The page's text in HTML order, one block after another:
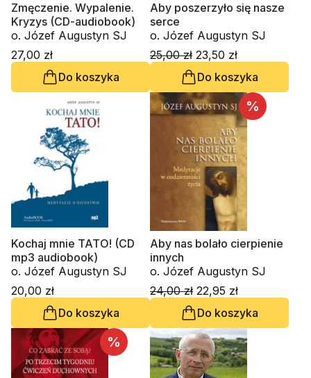
Zmęczenie. Wypalenie.
Kryzys (CD-audiobook)
o. Józef Augustyn SJ
27,00 zł
Do koszyka
Aby poszerzyło się nasze
serce
o. Józef Augustyn SJ
25,00 zł 23,50 zł
Do koszyka
Kochaj mnie TATO! (CD
mp3 audiobook)
o. Józef Augustyn SJ
20,00 zł
Do koszyka
%
Aby nas bolało cierpienie
innych
o. Józef Augustyn SJ
24,00 zł 22,95 zł
Do koszyka
%